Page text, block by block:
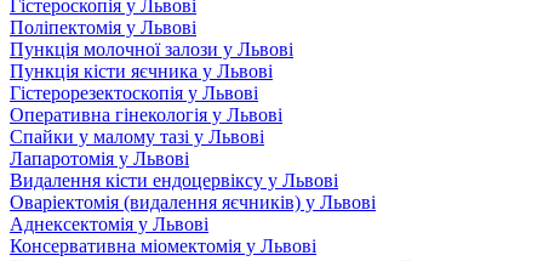
Гістероскопія у Львові
Поліпектомія у Львові
Пункція молочної залози у Львові
Пункція кісти яєчника у Львові
Гістерорезектоскопія у Львові
Оперативна гінекологія у Львові
Спайки у малому тазі у Львові
Лапаротомія у Львові
Видалення кісти ендоцервіксу у Львові
Оваріектомія (видалення яєчників) у Львові
Аднексектомія у Львові
Консервативна міомектомія у Львові